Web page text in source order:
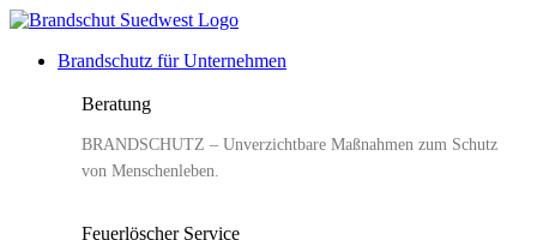
Zum
springenBrandschutz für Unternehmen
Beratung
BRANDSCHUTZ – Unverzichtbare Maßnahmen zum Schutz
von Menschenleben.
Feuerlöscher Service